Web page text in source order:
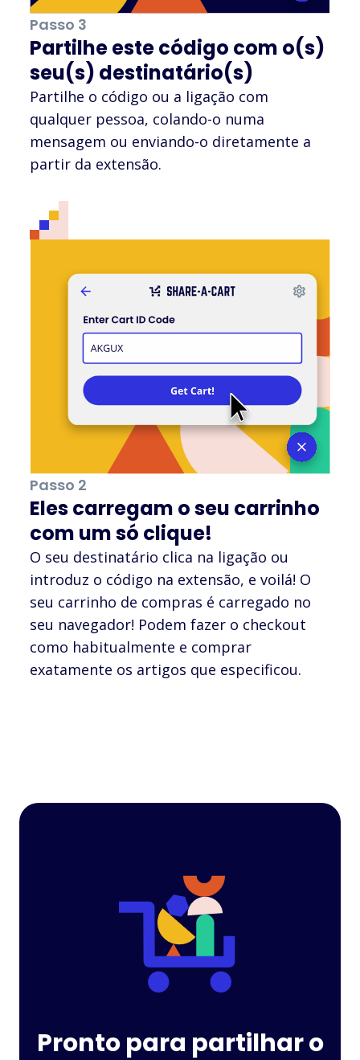
Passo 3
Partilhe este código com o(s)
seu(s) destinatário(s)
Partilhe o código ou a ligação com
qualquer pessoa, colando-o numa
mensagem ou enviando-o diretamente a
partir da extensão.
Passo 2
Eles carregam o seu carrinho
com um só clique!
O seu destinatário clica na ligação ou
introduz o código na extensão, e voilá! O
seu carrinho de compras é carregado no
seu navegador! Podem fazer o checkout
como habitualmente e comprar
exatamente os artigos que especificou.
Pronto para partilhar o